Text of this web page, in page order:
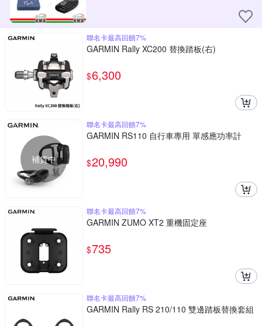
聯名卡最高回饋7%
GARMIN Rally XC200 替換踏板(右)
$6,300
補貨中
聯名卡最高回饋7%
GARMIN RS110 自行車專用 單感應功率計
$20,990
聯名卡最高回饋7%
GARMIN ZUMO XT2 重機固定座
$735
聯名卡最高回饋7%
GARMIN Rally RS 210/110 雙邊踏板替換套組